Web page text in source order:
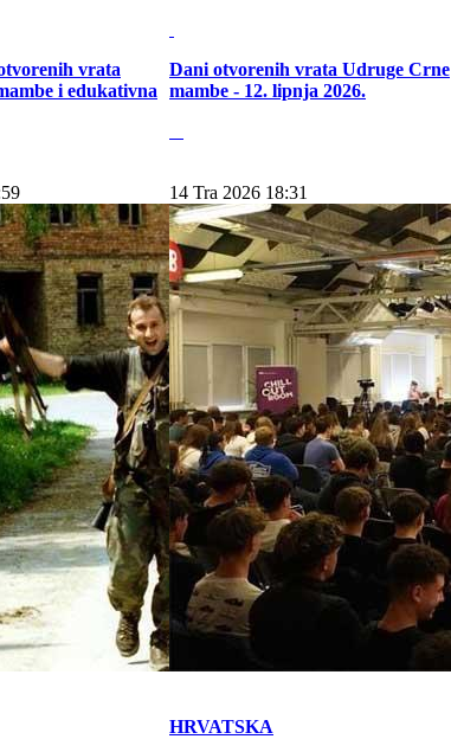
vrata
i edukativna
Dani otvorenih vrata Udruge Crne
mambe - 12. lipnja 2026.
14 Tra 2026 18:31
HRVATSKA